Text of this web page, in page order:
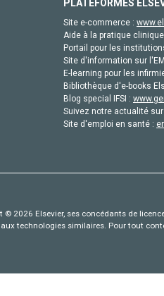
PLATEFORMES
Site e-commerce :
Aide à la pratique
Portail pour les
Site d'information sur
E-learning pour les
Bibliothèque d'e-books
Blog special IFSI :
Suivez notre actualité
Site d'emploi en santé :
© 2026 Elsevier, ses concédants de
technologies similaires. Pour tout